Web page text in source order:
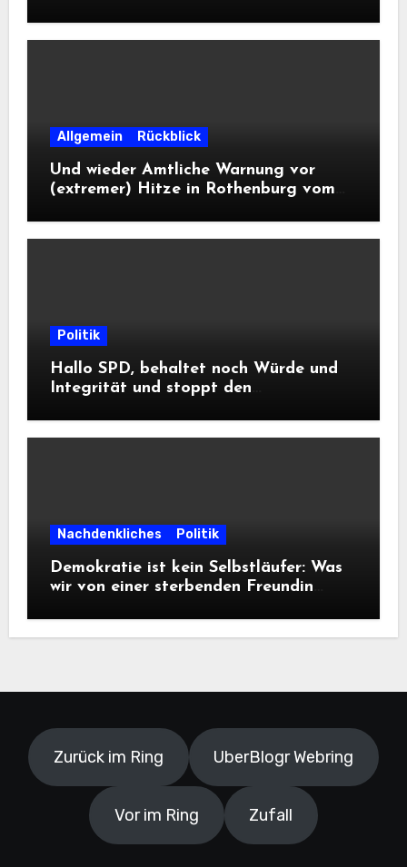
Allgemein Rückblick
Und wieder Amtliche Warnung vor
(extremer) Hitze in Rothenburg vom
Politik
Hallo SPD, behaltet noch Würde und
Integrität und stoppt den
Informationsfreiheit!
Nachdenkliches Politik
Demokratie ist kein Selbstläufer: Was
wir von einer sterbenden Freundin
Zurück im Ring UberBlogr Webring
Vor im Ring Zufall